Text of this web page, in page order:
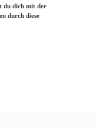
du dich mit der
durch diese